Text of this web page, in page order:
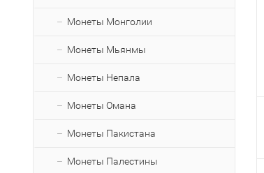
Монеты Монголии
Монеты Мьянмы
Монеты Непала
Монеты Омана
Монеты Пакистана
Монеты Палестины